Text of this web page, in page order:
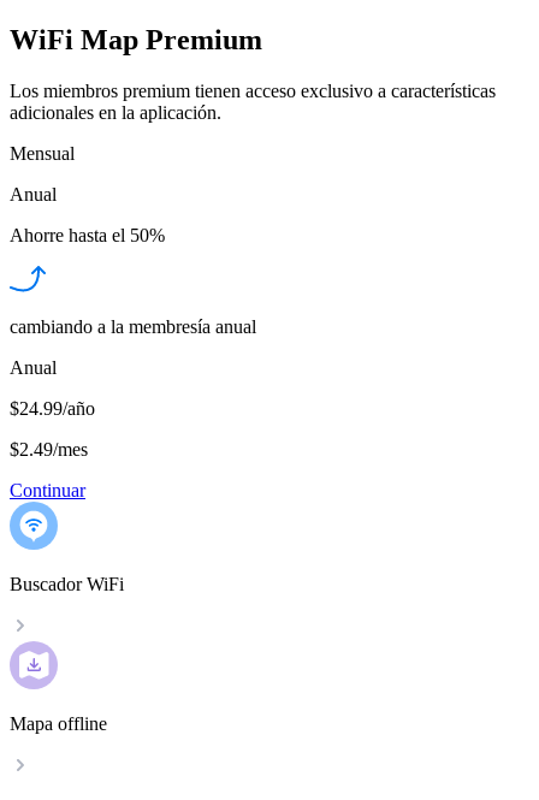
WiFi Map Premium
Los miembros premium tienen acceso exclusivo a características
adicionales en la aplicación.
Mensual
Anual
Ahorre hasta el 50%
cambiando a la membresía anual
Anual
$24.99/año
$2.49/mes
Continuar
Buscador WiFi
Mapa offline